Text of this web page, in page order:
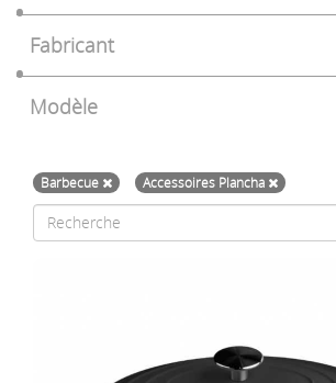
Fabricant
Modèle
Barbecue Accessoires Plancha